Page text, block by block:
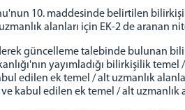
10. maddesinde belirtilen
alanları için EK-2 de aranan
güncelleme talebinde bulunan
yayımladığı bilirkişilik
edilen ek temel / alt uzmanlık
kabul edilen ek temel / alt uzmanlık